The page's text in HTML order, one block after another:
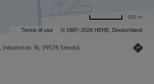
Terms of use © 1987–2026 HERE, Deutschland
200 m
, Industriestr. 16, 39576 Stendal